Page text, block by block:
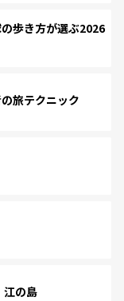
歩き方が選ぶ2026
旅テクニック
江の島